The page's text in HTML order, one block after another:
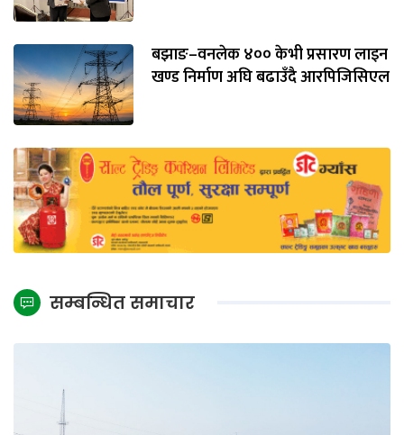
बझाङ–वनलेक ४०० केभी प्रसारण लाइन
खण्ड निर्माण अघि बढाउँदै आरपिजिसिएल
सम्बन्धित समाचार